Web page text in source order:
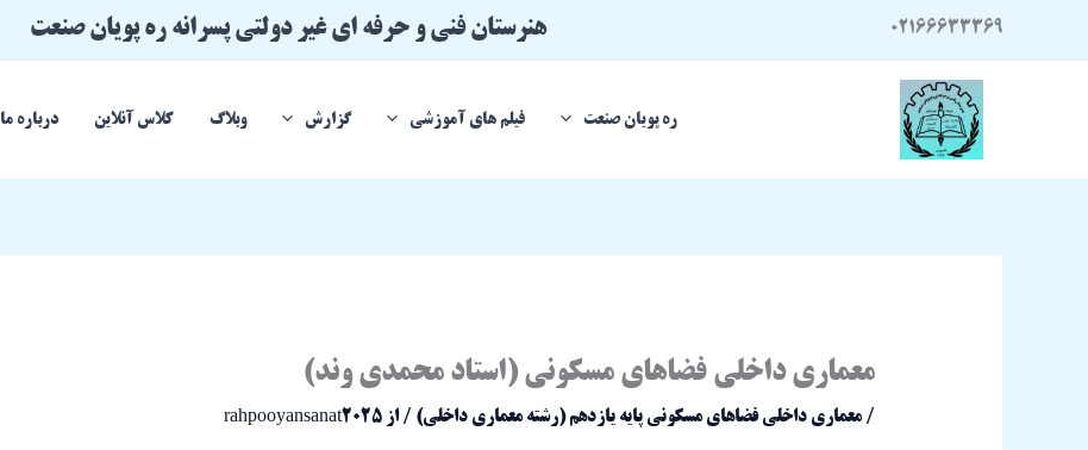
02166633369 هنرستان فنی و حرفه ای غیر دولتی پسرانه ره پویان صنعت
ره پویان صنعت فیلم های آموزشی گزارش وبلاگ کلاس آنلاین درباره ما
معماری داخلی فضاهای مسکونی (استاد محمدی وند)
/ معماری داخلی فضاهای مسکونی پایه یازدهم (رشته معماری داخلی) / از rahpooyansanat2025